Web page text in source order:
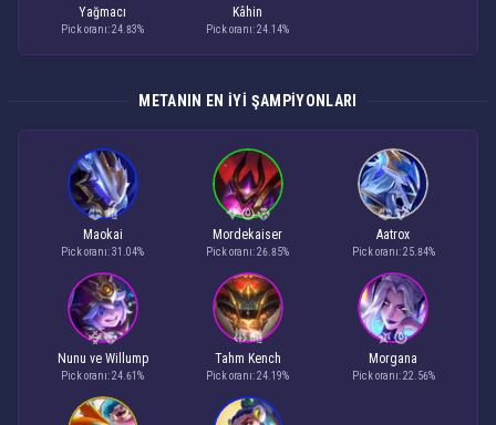
Yağmacı
Pick oranı: 24.83%
Kâhin
Pick oranı: 24.14%
METANIN EN IYI ŞAMPIYONLARI
Maokai
Pick oranı: 31.04%
Mordekaiser
Pick oranı: 26.85%
Aatrox
Pick oranı: 25.84%
Nunu ve Willump
Pick oranı: 24.61%
Tahm Kench
Pick oranı: 24.19%
Morgana
Pick oranı: 22.56%